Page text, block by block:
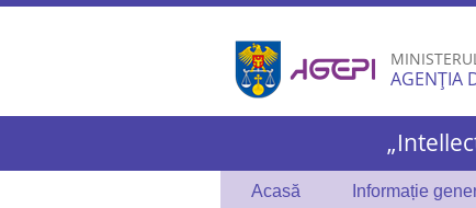
AGENȚIA
Acasă Informație